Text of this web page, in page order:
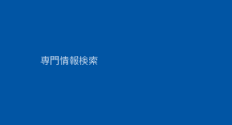
専門情報検索